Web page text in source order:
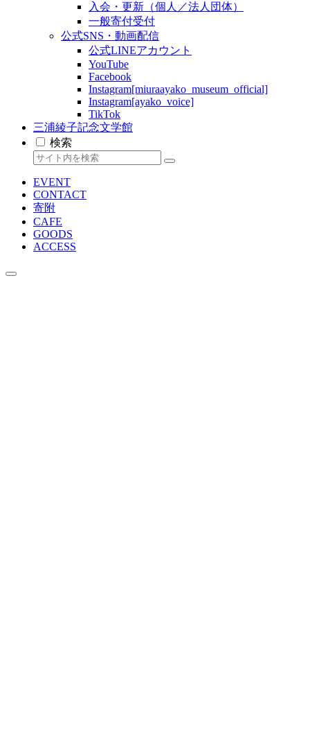
入会・更新（個人／法人団体）
一般寄付受付
公式SNS・動画配信
公式LINEアカウント
YouTube
Facebook
Instagram[miuraayako_museum_official]
Instagram[ayako_voice]
TikTok
三浦綾子記念文学館
検索
EVENT
CONTACT
寄附
CAFE
GOODS
ACCESS